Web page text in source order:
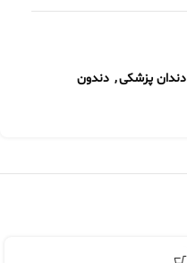
دندان پزشکی, دندون